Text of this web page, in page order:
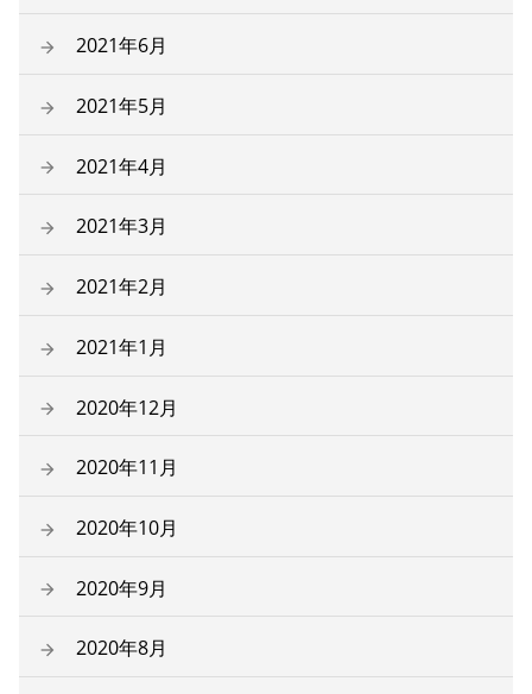
2021年6月
2021年5月
2021年4月
2021年3月
2021年2月
2021年1月
2020年12月
2020年11月
2020年10月
2020年9月
2020年8月